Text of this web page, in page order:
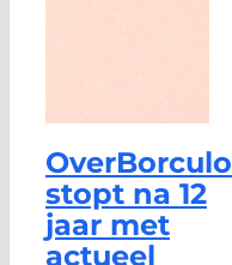
OverBorculo
stopt na 12
jaar met
actueel